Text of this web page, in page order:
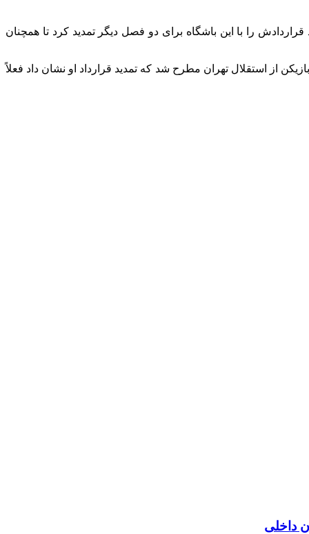
را با این باشگاه برای دو فصل دیگر تمدید کرد تا همچنان
بازیکن از استقلال تهران مطرح شد که تمدید قرارداد او نشان داد فعلاً
داخلی